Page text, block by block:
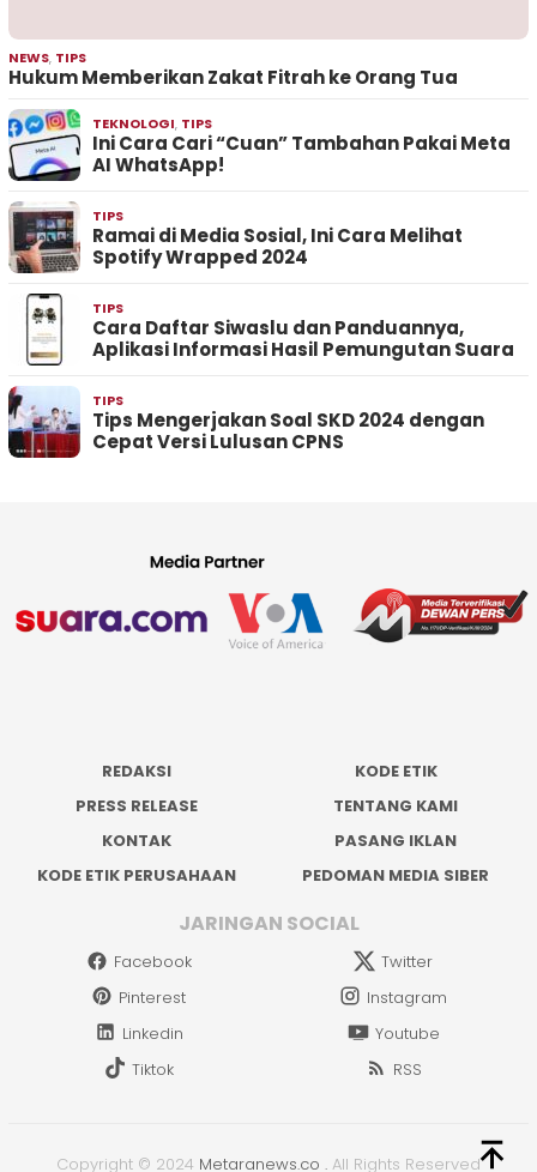
NEWS, TIPS
Hukum Memberikan Zakat Fitrah ke Orang Tua
TEKNOLOGI, TIPS
Ini Cara Cari “Cuan” Tambahan Pakai Meta
AI WhatsApp!
TIPS
Ramai di Media Sosial, Ini Cara Melihat
Spotify Wrapped 2024
TIPS
Cara Daftar Siwaslu dan Panduannya,
Aplikasi Informasi Hasil Pemungutan Suara
TIPS
Tips Mengerjakan Soal SKD 2024 dengan
Cepat Versi Lulusan CPNS
REDAKSI
KODE ETIK
PRESS RELEASE
TENTANG KAMI
KONTAK
PASANG IKLAN
KODE ETIK PERUSAHAAN
PEDOMAN MEDIA SIBER
JARINGAN SOCIAL
Facebook
Twitter
Pinterest
Instagram
Linkedin
Youtube
Tiktok
RSS
Copyright © 2024 Metaranews.co . All Rights Reserved